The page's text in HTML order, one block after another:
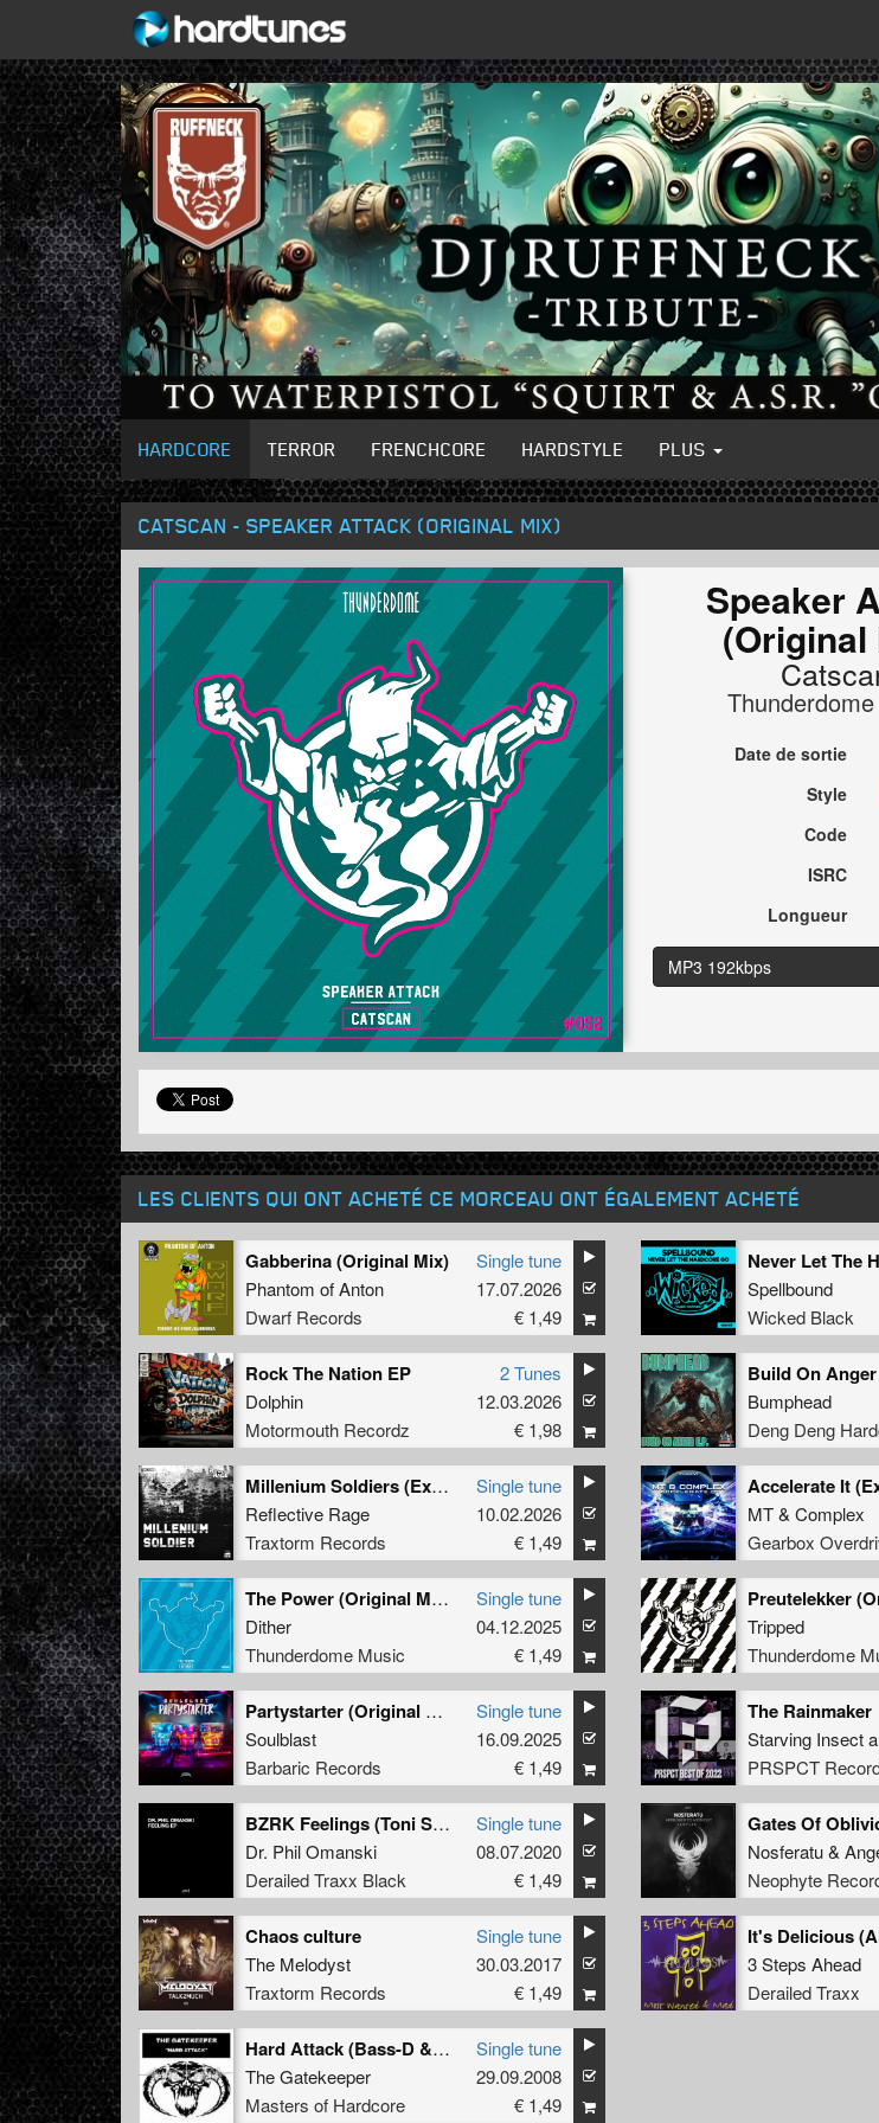
HARDCORE TERROR FRENCHCORE HARDSTYLE PLUS
CATSCAN - SPEAKER ATTACK (ORIGINAL MIX)
Speaker
(Original
Date de sortie
Style
Code
ISRC
Longueur
MP3 192kbps
LES CLIENTS QUI ONT ACHETÉ CE MORCEAU ONT ÉGALEMENT ACHETÉ
Gabberina (Original Mix)
Phantom of Anton
Dwarf Records
Single tune
17.07.2026
€ 1,49
Spellbound
Wicked Black
Rock The Nation EP
Dolphin
Motormouth Recordz
2 Tunes
12.03.2026
€ 1,98
Build On Anger
Bumphead
Deng Deng
Millenium Soldiers (Extended Mix)
Reflective Rage
Traxtorm Records
Single tune
10.02.2026
€ 1,49
MT& Complex
Gearbox
The Power (Original Mix)
Dither
Thunderdome Music
Single tune
04.12.2025
€ 1,49
Tripped
Thunderdome
Partystarter (Original Mix)
Soulblast
Barbaric Records
Single tune
16.09.2025
€ 1,49
The Rainmaker
Starving Insect
PRSPCT
BZRK Feelings (Toni Salmonelli Mix)
Dr. Phil Omanski
Derailed Traxx Black
Single tune
08.07.2020
€ 1,49
Gates Of
Nosferatu&
Neophyte
Chaos culture
The Melodyst
Traxtorm Records
Single tune
30.03.2017
€ 1,49
3 Steps Ahead
Derailed Traxx
Hard Attack (Bass-D & King Matthew remix)
The Gatekeeper
Masters of Hardcore
Single tune
29.09.2008
€ 1,49